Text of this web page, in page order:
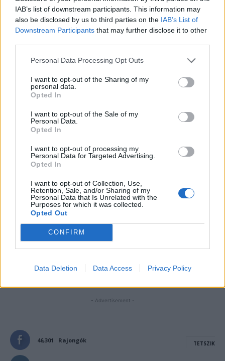
IAB’s list of downstream participants. This information may
also be disclosed by us to third parties on the IAB’s List of
Downstream Participants that may further disclose it to other
Personal Data Processing Opt Outs
I want to opt-out of the Sharing of my
personal data.
Opted In
I want to opt-out of the Sale of my
Personal Data.
Opted In
I want to opt-out of processing my
Personal Data for Targeted Advertising.
Opted In
I want to opt-out of Collection, Use,
Retention, Sale, and/or Sharing of my
Personal Data that Is Unrelated with the
Purposes for which it was collected.
Opted Out
CONFIRM
Data Deletion Data Access Privacy Policy
Save my name, email, and website in this browser for the
next time I comment.
Notify me of follow-up comments by email.
Notify me of new posts by email.
- Advertisement -
46,301 Rajongók TETSZIK